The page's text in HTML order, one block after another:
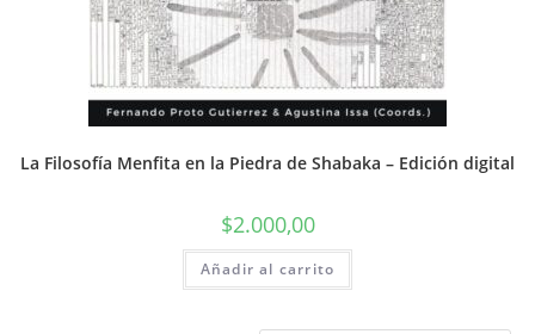
La Filosofía Menfita en la Piedra de Shabaka – Edición digital
$2.000,00
Añadir al carrito